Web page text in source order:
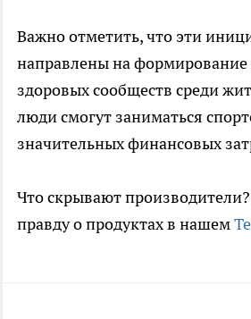
Важно отметить, что эти
направлены на
здоровых сообществ среди
люди смогут заниматься
значительных финансовых
Что скрывают
правду о продуктах в нашем